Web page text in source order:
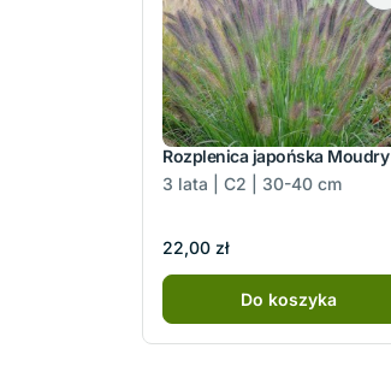
Rozplenica japońska Moudry
3 lata | C2 | 30-40 cm
22,00 zł
Do koszyka